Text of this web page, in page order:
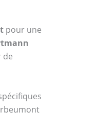
pour une
de